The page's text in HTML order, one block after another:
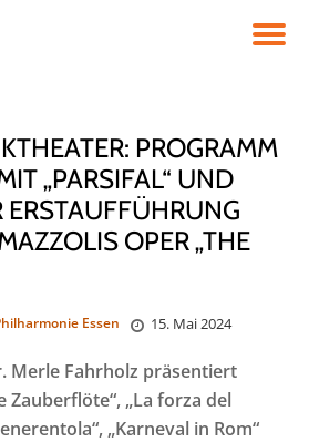
PROGRAMM
„PARSIFAL“ UND
ERSTAUFFÜHRUNG
OPER „THE
Essen 15. Mai 2024
Merle Fahrholz präsentiert
Zauberflöte“, „La forza del
„Karneval in Rom“